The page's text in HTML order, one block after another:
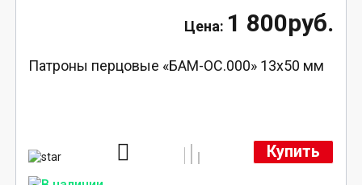
1 800руб.
Патроны перцовые «БАМ-ОС.000» 13х50 мм
Купить